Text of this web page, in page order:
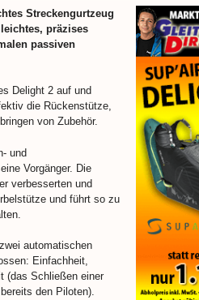
Streckengurtzeug
präzises
passiven
Delight 2 auf und
die Rückenstütze,
von Zubehör.
und
Vorgänger. Die
verbesserten und
und führt so zu
automatischen
Einfachheit,
(das Schließen einer
den Piloten).